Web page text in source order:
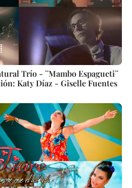
Trío - ¨Mambo Espagueti¨
Katy Díaz - Giselle Fuentes